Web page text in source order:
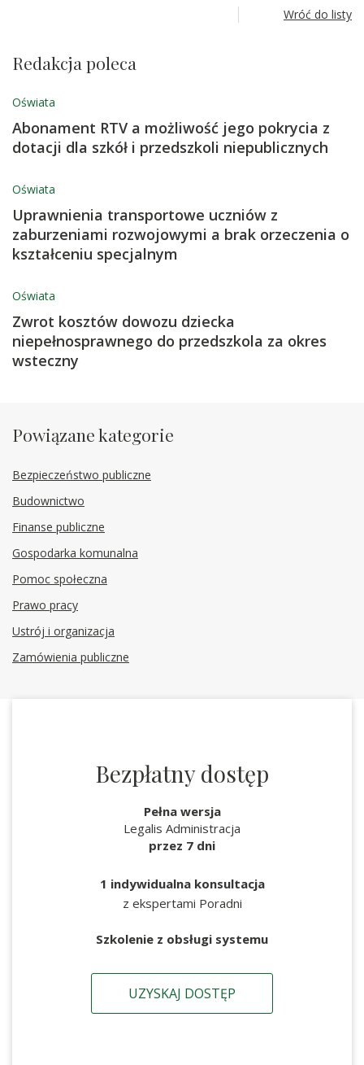
Wróć do listy
Redakcja poleca
Oświata
Abonament RTV a możliwość jego pokrycia z
dotacji dla szkół i przedszkoli niepublicznych
Oświata
Uprawnienia transportowe uczniów z
zaburzeniami rozwojowymi a brak orzeczenia o
kształceniu specjalnym
Oświata
Zwrot kosztów dowozu dziecka
niepełnosprawnego do przedszkola za okres
wsteczny
Powiązane kategorie
Bezpieczeństwo publiczne
Budownictwo
Finanse publiczne
Gospodarka komunalna
Pomoc społeczna
Prawo pracy
Ustrój i organizacja
Zamówienia publiczne
Bezpłatny dostęp
Pełna wersja
Legalis Administracja
przez 7 dni
1 indywidualna konsultacja
z ekspertami Poradni
Szkolenie z obsługi systemu
UZYSKAJ DOSTĘP